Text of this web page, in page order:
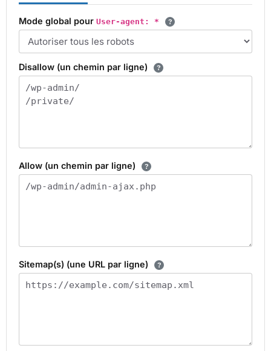
Mode global pour User-agent: *
Disallow (un chemin par ligne)
Allow (un chemin par ligne)
Sitemap(s) (une URL par ligne)